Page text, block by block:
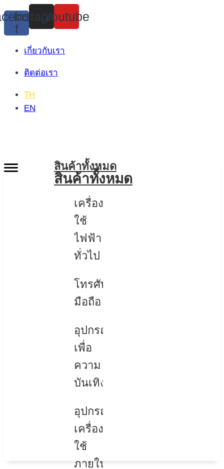
Skip
to
content
f
Instagram
Youtube
เกี่ยวกับเรา
ติดต่อเรา
TH
EN
สินค้าทั้งหมด
สินค้าทั้งหมด
เครื่อง
ใช้
ไฟฟ้า
ทั่วไป
โทรศัพท์
มือถือ
อุปกรณ์
เพื่อ
ความ
บันเทิง
อุปกรณ์
เครื่อง
ใช้
ภายใน